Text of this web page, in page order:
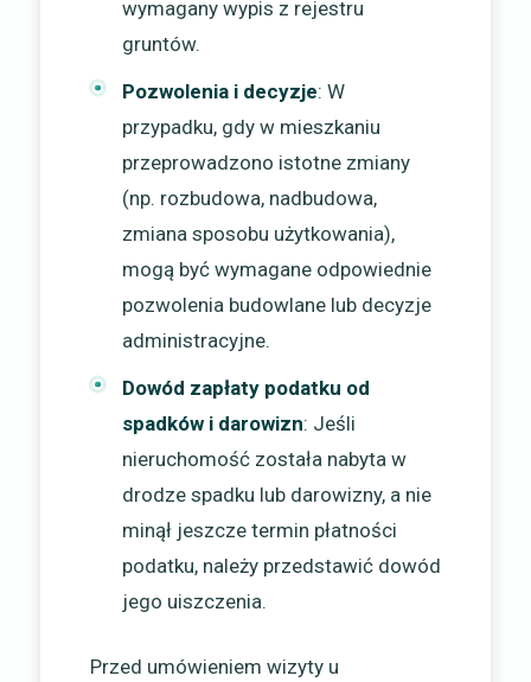
wymagany wypis z rejestru
gruntów.
Pozwolenia i decyzje: W
przypadku, gdy w mieszkaniu
przeprowadzono istotne zmiany
(np. rozbudowa, nadbudowa,
zmiana sposobu użytkowania),
mogą być wymagane odpowiednie
pozwolenia budowlane lub decyzje
administracyjne.
Dowód zapłaty podatku od
spadków i darowizn: Jeśli
nieruchomość została nabyta w
drodze spadku lub darowizny, a nie
minął jeszcze termin płatności
podatku, należy przedstawić dowód
jego uiszczenia.
Przed umówieniem wizyty u